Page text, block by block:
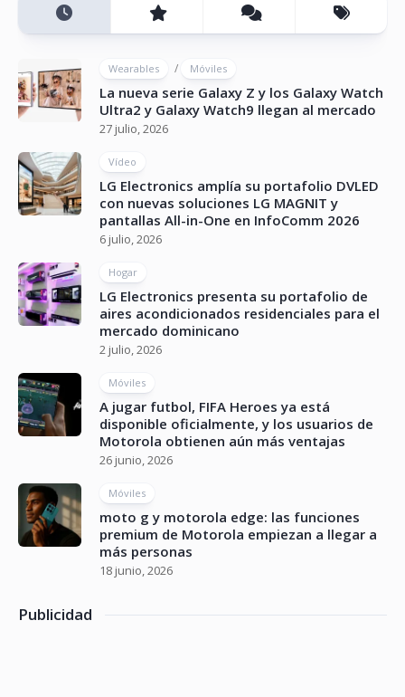
Wearables / Móviles
La nueva serie Galaxy Z y los Galaxy Watch
Ultra2 y Galaxy Watch9 llegan al mercado
27 julio, 2026
Vídeo
LG Electronics amplía su portafolio DVLED
con nuevas soluciones LG MAGNIT y
pantallas All-in-One en InfoComm 2026
6 julio, 2026
Hogar
LG Electronics presenta su portafolio de
aires acondicionados residenciales para el
mercado dominicano
2 julio, 2026
Móviles
A jugar futbol, FIFA Heroes ya está
disponible oficialmente, y los usuarios de
Motorola obtienen aún más ventajas
26 junio, 2026
Móviles
moto g y motorola edge: las funciones
premium de Motorola empiezan a llegar a
más personas
18 junio, 2026
Publicidad